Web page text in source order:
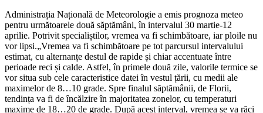
Administrația Națională de Meteorologie a emis prognoza meteo
pentru următoarele două săptămâni, în intervalul 30 martie-12
aprilie. Potrivit specialiștilor, vremea va fi schimbătoare, iar ploile nu
vor lipsi.„Vremea va fi schimbătoare pe tot parcursul intervalului
estimat, cu alternanțe destul de rapide și chiar accentuate între
perioade reci și calde. Astfel, în primele două zile, valorile termice se
vor situa sub cele caracteristice datei în vestul țării, cu medii ale
maximelor de 8…10 grade. Spre finalul săptămânii, de Florii,
tendința va fi de încălzire în majoritatea zonelor, cu temperaturi
maxime de 18…20 de grade. După acest interval, vremea se va răci